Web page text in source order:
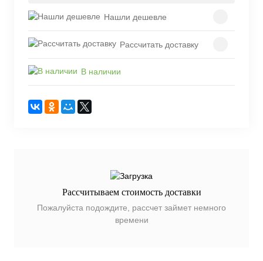
Нашли дешевле
Рассчитать доставку
В наличии
Рассчитываем стоимость доставки
Пожалуйста подождите, рассчет займет немного
времени